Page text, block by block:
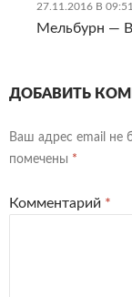
27.11.2016 В 09:51
Мельбурн —
ДОБАВИТЬ
Ваш адрес email не
помечены *
Комментарий *